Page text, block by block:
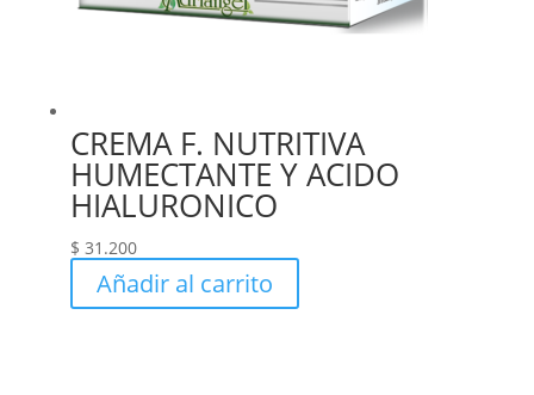
CREMA F. NUTRITIVA
HUMECTANTE Y ACIDO
HIALURONICO
$ 31.200
Añadir al carrito